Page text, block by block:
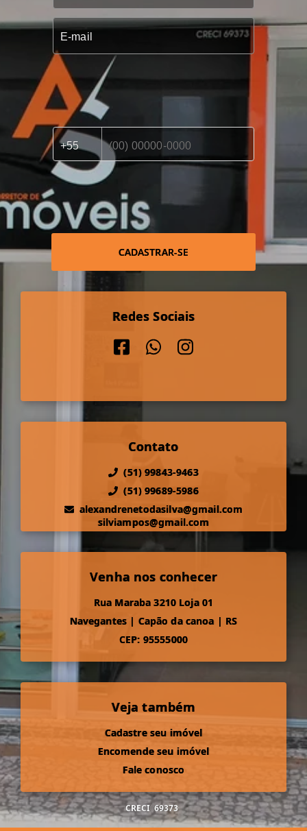
CADASTRAR-SE
Redes Sociais
Contato
(51) 99843-9463
(51) 99689-5986
alexandrenetodasilva@gmail.com
silviampos@gmail.com
Venha nos conhecer
Rua Maraba 3210 Loja 01
Navegantes | Capão da canoa | RS
CEP: 95555000
Veja também
Cadastre seu imóvel
Encomende seu imóvel
Fale conosco
CRECI 69373